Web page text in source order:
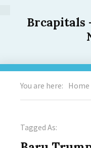
Brcapitals
You are here: Home
Tagged As: